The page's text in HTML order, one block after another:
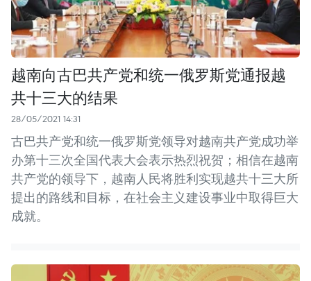
越南向古巴共产党和统一俄罗斯党通报越
共十三大的结果
28/05/2021 14:31
古巴共产党和统一俄罗斯党领导对越南共产党成功举
办第十三次全国代表大会表示热烈祝贺；相信在越南
共产党的领导下，越南人民将胜利实现越共十三大所
提出的路线和目标，在社会主义建设事业中取得巨大
成就。